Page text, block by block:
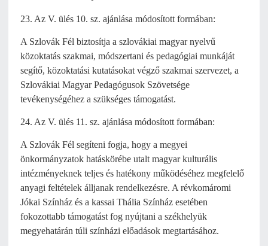
23. Az V. ülés 10. sz. ajánlása módosított formában:
A Szlovák Fél biztosítja a szlovákiai magyar nyelvű
közoktatás szakmai, módszertani és pedagógiai munkáját
segítő, közoktatási kutatásokat végző szakmai szervezet, a
Szlovákiai Magyar Pedagógusok Szövetsége
tevékenységéhez a szükséges támogatást.
24. Az V. ülés 11. sz. ajánlása módosított formában:
A Szlovák Fél segíteni fogja, hogy a megyei
önkormányzatok hatáskörébe utalt magyar kulturális
intézményeknek teljes és hatékony működéséhez megfelelő
anyagi feltételek álljanak rendelkezésre. A révkomáromi
Jókai Színház és a kassai Thália Színház esetében
fokozottabb támogatást fog nyújtani a székhelyük
megyehatárán túli színházi előadások megtartásához.